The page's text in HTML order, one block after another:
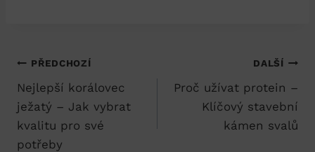
Navigace
pro
příspěvek
PŘEDCHOZÍ
Nejlepší korálovec
ježatý – Jak vybrat
kvalitu pro své
potřeby
DALŠÍ
Proč užívat protein –
Klíčový stavební
kámen svalů